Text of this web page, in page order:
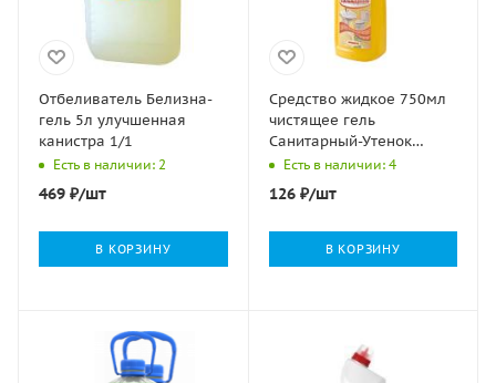
Отбеливатель Белизна-
гель 5л улучшенная
канистра 1/1
Есть в наличии: 2
469 ₽/шт
В КОРЗИНУ
Средство жидкое 750мл
чистящее гель
Санитарный-Утенок
Лимон ФБХ 1/13
Есть в наличии: 4
126₽/шт
В КОРЗИНУ